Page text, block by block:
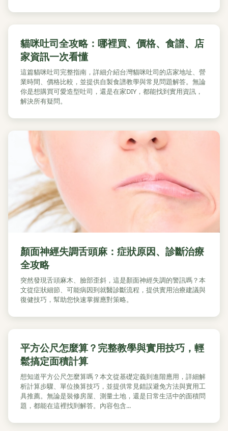
貓咪吐司全攻略：哪裡買、價格、食譜、店
家資訊一次看懂
這篇貓咪吐司完整指南，詳細介紹台灣貓咪吐司的店家地址、營
業時間、價格比較，並提供自製食譜教學與常見問題解答。無論
你是想購買可愛造型吐司，還是在家DIY，都能找到實用資訊，
解決所有疑問。
顏面神經失調舌頭麻：症狀原因、診斷治療
全攻略
突然發現舌頭麻木、臉部歪斜，這是顏面神經失調的警訊嗎？本
文從症狀細節、可能病因到就醫診斷流程，提供實用治療建議與
復健技巧，幫助您快速掌握應對策略。
平方公尺怎麼算？完整教學與實用技巧，輕
鬆搞定面積計算
想知道平方公尺怎麼算嗎？本文從基礎定義到進階應用，詳細解
析計算步驟、單位換算技巧，並提供常見錯誤避免方法與實用工
具推薦。無論是裝修房屋、測量土地，還是日常生活中的面積問
題，都能在這裡找到解答。內容包含...